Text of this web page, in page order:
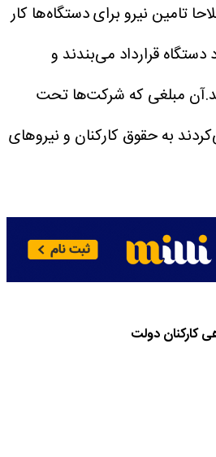
تامین نیرو برای دستگاه‌ها کار
قرارداد می‌بندند و
مبلغی که شرکت‌ها تحت
به حقوق کارکنان و نیروهای
کارکنان دولت